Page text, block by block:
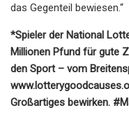
das Gegenteil bewiesen.“
*Spieler der National
Millionen Pfund für gute
den Sport – vom
Großartiges bewirken.